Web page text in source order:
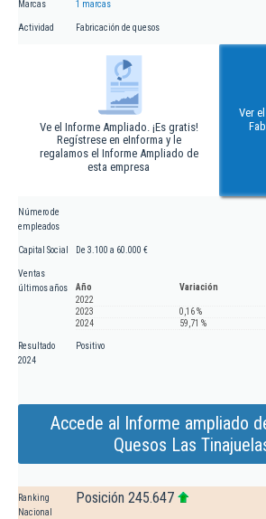
Marcas 1 marcas
Actividad Fabricación de quesos
Ve el Informe Ampliado. ¡Es gratis!
Regístrese en eInforma y le
regalamos el Informe Ampliado de
esta empresa
Ver
Número de
empleados
Capital Social De 3.100 a 60.000 €
Ventas
últimos años
Año
Variación
2022
2023
0,16 %
2024
59,71 %
Resultado
2024
Positivo
Accede al Informe ampliado
Quesos Las
Ranking
Nacional
Posición 245.647